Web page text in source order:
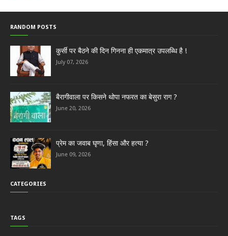
RANDOM POSTS
कुर्सी पर बैठने की दिन गिनना ही एकमात्र उपलब्धि है !
July 07, 2026
बैरागीवाला पर किसने थोपा नफरत का बेसुरा राग ?
June 20, 2026
प्रेम का जवाब घृणा, हिंसा और हत्या ?
June 09, 2026
CATEGORIES
TAGS